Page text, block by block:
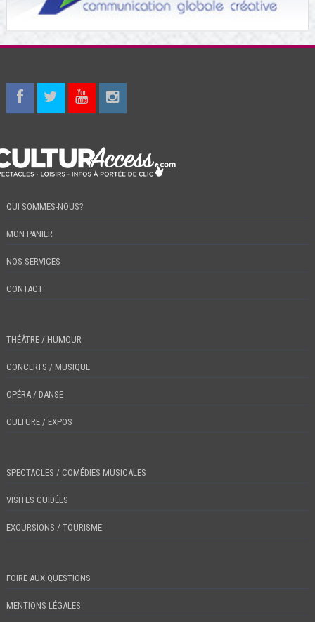
QUI SOMMES-NOUS?
MON PANIER
NOS SERVICES
CONTACT
THÉÂTRE / HUMOUR
CONCERTS / MUSIQUE
OPÉRA / DANSE
CULTURE / EXPOS
SPECTACLES / COMÉDIES MUSICALES
VISITES GUIDÉES
EXCURSIONS / TOURISME
FOIRE AUX QUESTIONS
MENTIONS LÉGALES